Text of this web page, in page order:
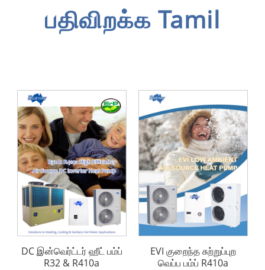
பதிவிறக்க Tamil
DC இன்வெர்ட்டர் ஹீட் பம்ப்
R32 & R410a
EVI குறைந்த சுற்றுப்புற
வெப்ப பம்ப் R410a